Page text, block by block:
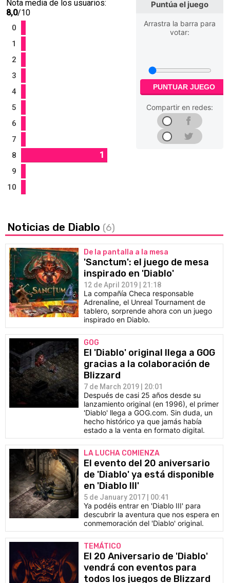
Nota media de los usuarios:
8,0/10
0
1
2
3
4
5
6
7
8
1
9
10
Puntúa el juego
Arrastra la barra para
votar:
PUNTUAR JUEGO
Compartir en redes:
Noticias de Diablo (6)
De la pantalla a la mesa
'Sanctum': el juego de mesa
inspirado en 'Diablo'
12 de April 2019 | 21:18
La compañía Checa responsable
Adrenaline, el Unreal Tournament de
tablero, sorprende ahora con un juego
inspirado en Diablo.
GOG
El 'Diablo' original llega a GOG
gracias a la colaboración de
Blizzard
7 de March 2019 | 20:01
Después de casi 25 años desde su
lanzamiento original (en 1996), el primer
'Diablo' llega a GOG.com. Sin duda, un
hecho histórico ya que jamás había
estado a la venta en formato digital.
LA LUCHA COMIENZA
El evento del 20 aniversario
de 'Diablo' ya está disponible
en 'Diablo III'
5 de January 2017 | 00:41
Ya podéis entrar en 'Diablo III' para
descubrir la aventura que nos espera en
conmemoración del 'Diablo' original.
TEMÁTICO
El 20 Aniversario de 'Diablo'
vendrá con eventos para
todos los juegos de Blizzard